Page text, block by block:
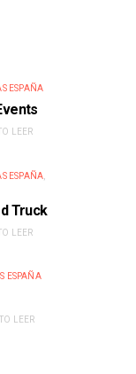
ESPAÑA
LEER
ESPAÑA
Truck
LEER
ESPAÑA
LEER